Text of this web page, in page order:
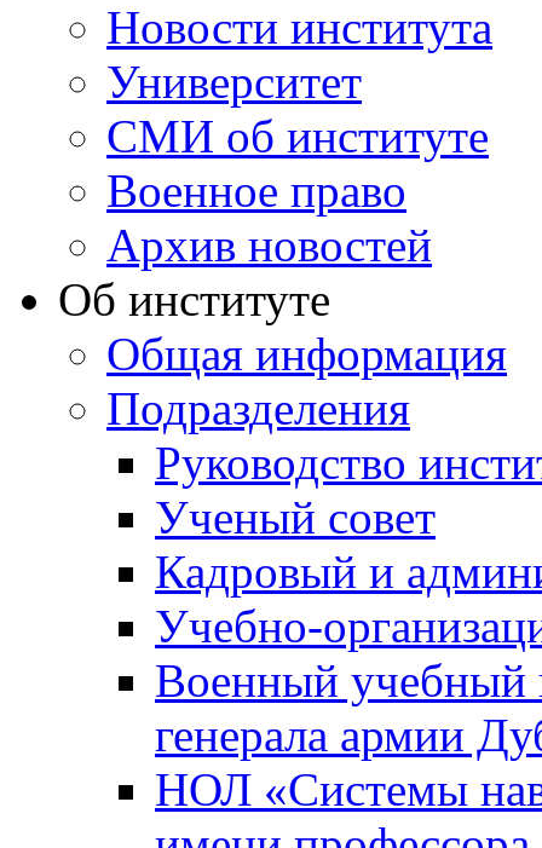
Новости института
Университет
СМИ об институте
Военное право
Архив новостей
Об институте
Общая информация
Подразделения
Руководство
Ученый совет
Кадровый и
Учебно-
Военный учебный
генерала армии
НОЛ «Системы